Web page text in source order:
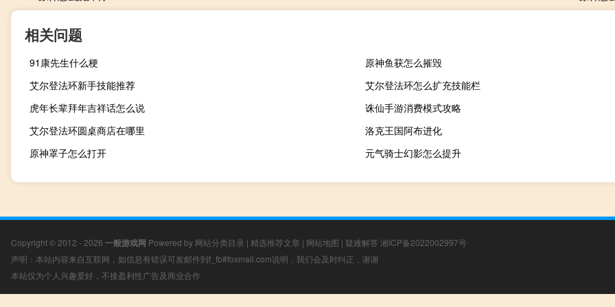
相关问题
91康先生什么梗
原神鱼获怎么摧毁
艾尔登法环新手技能推荐
艾尔登法环怎么扩充技能栏
虎年长辈拜年吉祥话怎么说
诛仙手游消费模式攻略
艾尔登法环圆桌商店在哪里
洛克王国阿布进化
原神罩子怎么打开
元气骑士幻影怎么提升
Copyright © 2012 - 2026 一般游戏网 Powered by 网站分类目录 | 精选推荐文章 | 网站地图 | 疑难解答 湘ICP备2022002997号
声明：本站内容来自互联网，如信息有错误可发邮件到f_fb#foxmail.com说明，我们会及时纠正，谢谢
本站仅为个人兴趣爱好，不接盈利性广告及商业合作